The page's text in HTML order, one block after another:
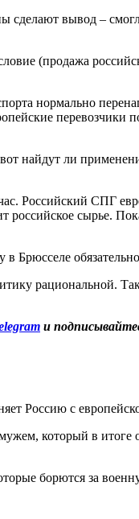
вывод –
(продажа
нормально
перевозчики
найдут ли
Российский СПГ
сырье.
Брюсселе
рациональной.
и
Россию с
который в
борются за